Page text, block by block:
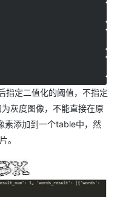
指定二值化的阈值，不指定
灰度图像，不能直接在原
素添加到一个table中，然
。